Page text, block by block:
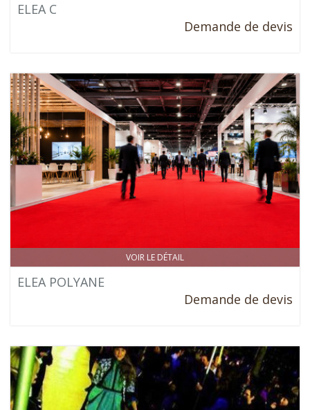
ELEA C
Demande de devis
VOIR LE DÉTAIL
ELEA POLYANE
Demande de devis